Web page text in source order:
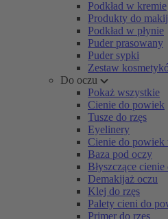
Podkład w kremie
Produkty do
Podkład w płynie
Puder prasowany
Puder sypki
Zestaw
Do oczu
Pokaż wszystkie
Cienie do powiek
Tusze do rzęs
Eyelinery
Cienie do powiek
Baza pod oczy
Błyszczące
Demakijaż oczu
Klej do rzęs
Palety cieni do
Primer do rzęs